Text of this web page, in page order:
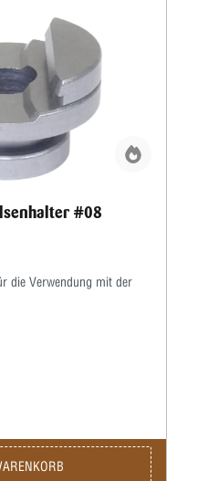
#08
die Verwendung mit der